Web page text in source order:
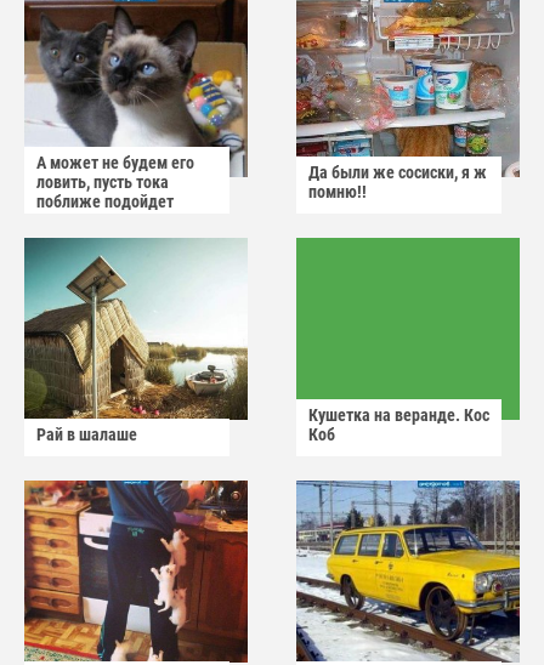
А может не будем его
ловить, пусть тока
поближе подойдет
Да были же сосиски, я ж
помню!!
Рай в шалаше
Кушетка на веранде. Кос
Коб